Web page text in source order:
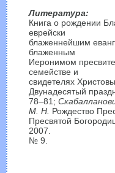
Литература:
Книга о рождении
еврейски
блаженнейшим
блаженным
Иеронимом
семействе и
свидетелях
Двунадесятый
78–81;
М. Н. Рождество
Пресвятой
2007.
№ 9.